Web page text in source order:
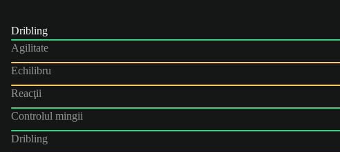
Dribling
Agilitate
Echilibru
Reacţii
Controlul mingii
Dribling